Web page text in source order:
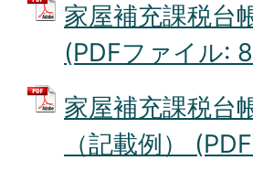
家屋補充課税台
(PDFファイル:
家屋補充課税台
（記載例）